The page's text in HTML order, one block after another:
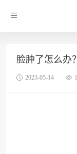
脸肿了怎么办
2023-05-14